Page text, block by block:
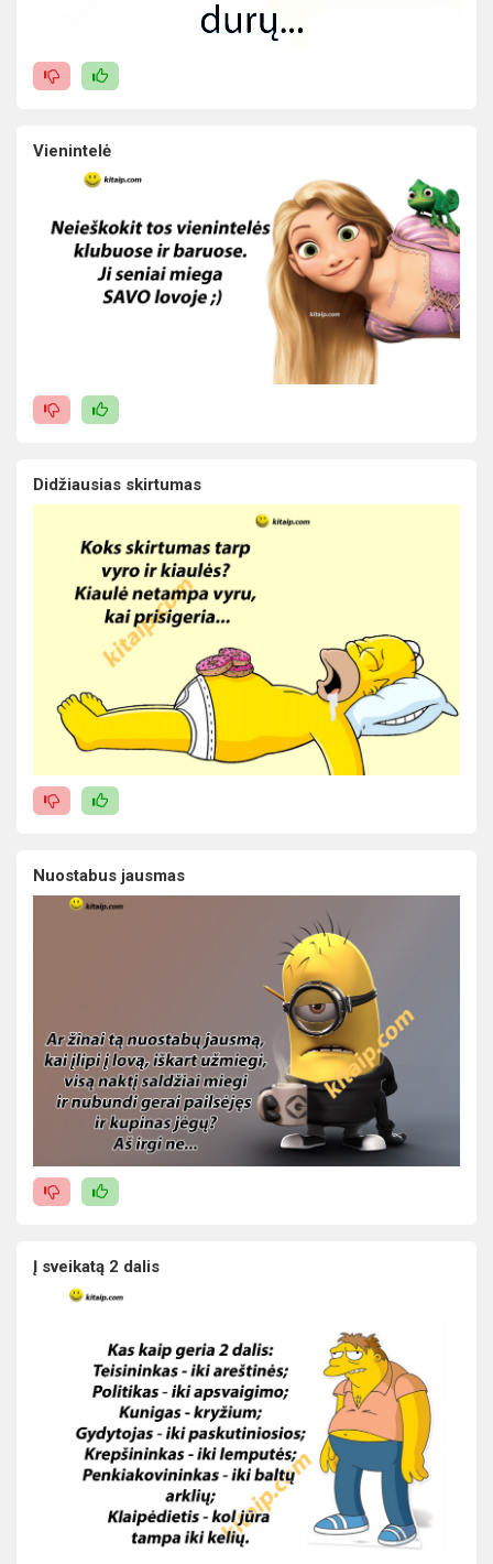
Vienintelė
Didžiausias skirtumas
Nuostabus jausmas
Į sveikatą 2 dalis